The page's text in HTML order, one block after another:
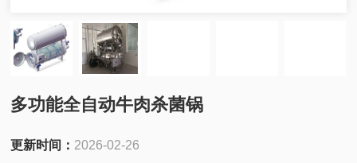
多功能全自动牛肉杀菌锅
更新时间： 2026-02-26